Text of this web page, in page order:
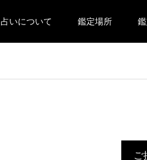
占いについて 鑑定場所
ご